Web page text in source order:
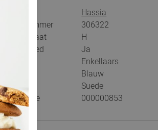
Hassia
Artikelnummer
306322
Breedtemaat
H
Los voetbed
Ja
Enkellaars
Blauw
Materiaal
Suede
Bestelcode
000000853